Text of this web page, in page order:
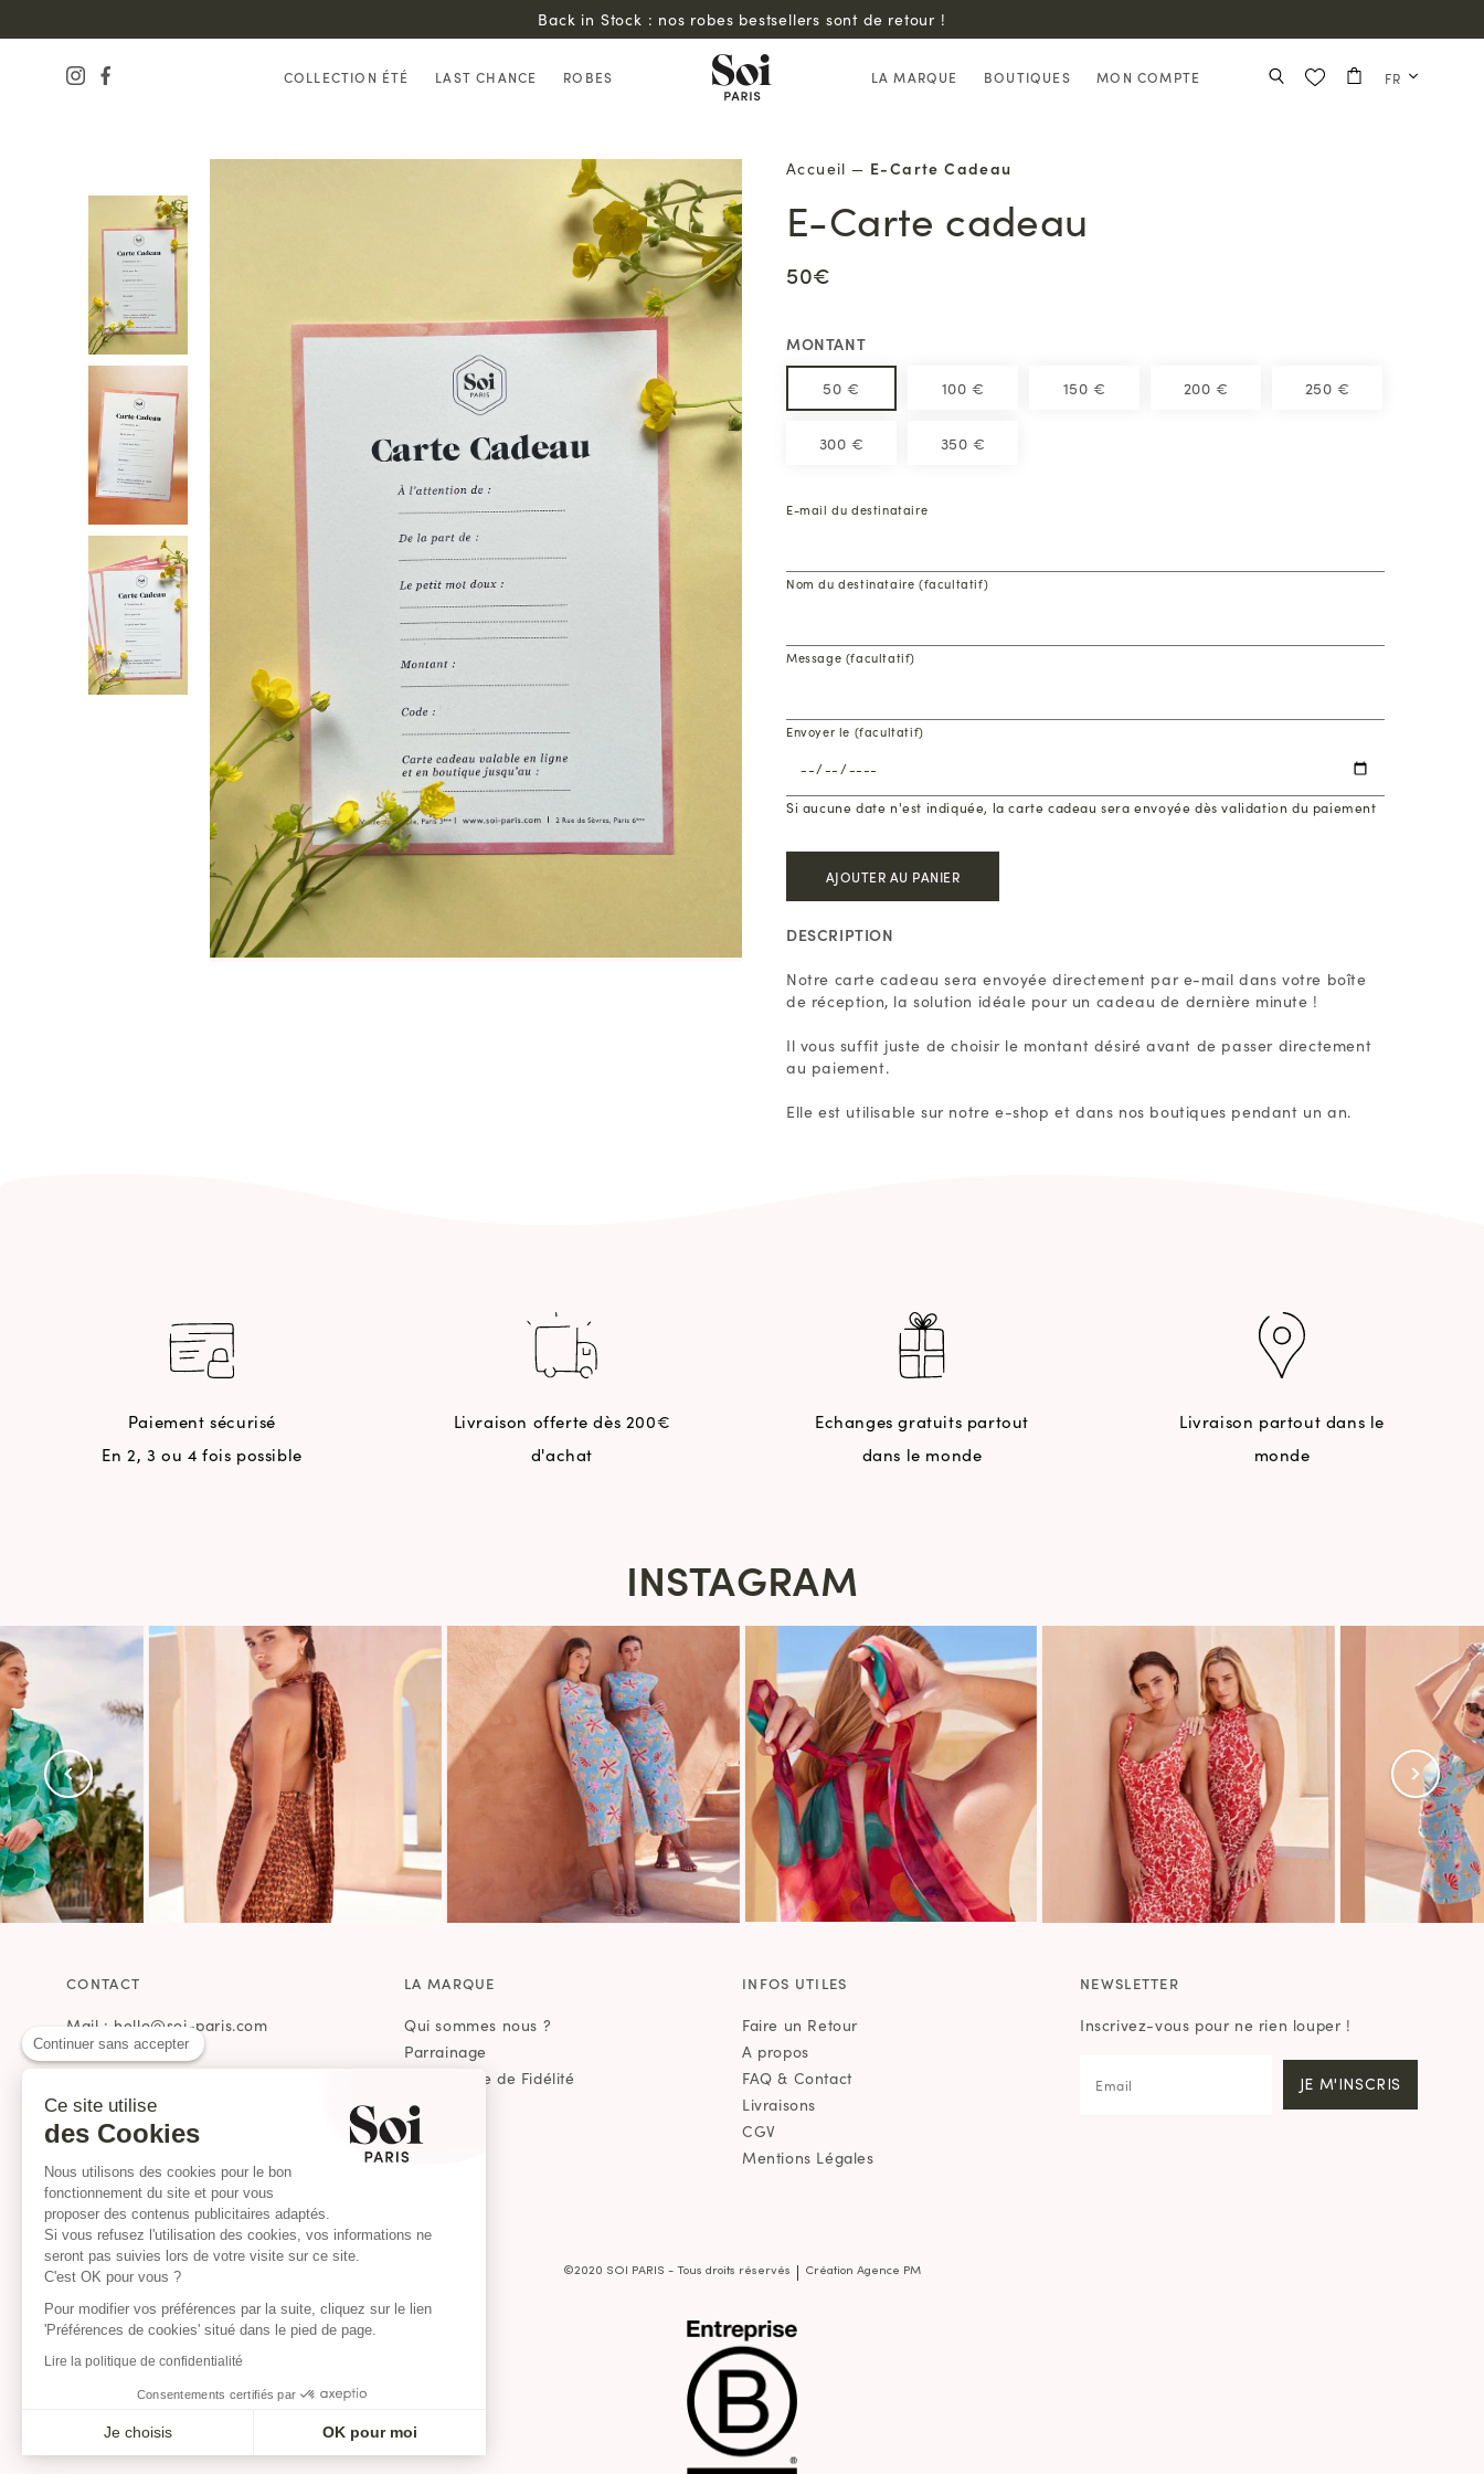
Back in Stock : nos robes bestsellers sont de retour !
COLLECTION ÉTÉ LAST CHANCE ROBES LA MARQUE BOUTIQUES MON COMPTE FR
Accueil — E-Carte Cadeau
E-Carte cadeau
50€
MONTANT
50 €
100 € 150 € 200 € 250 €
300 € 350 €
E-mail du destinataire
Nom du destinataire (facultatif)
Message (facultatif)
Envoyer le (facultatif)
Si aucune date n'est indiquée, la carte cadeau sera envoyée dès validation du paiement
AJOUTER AU PANIER
DESCRIPTION
Notre carte cadeau sera envoyée directement par e-mail dans votre boîte
de réception, la solution idéale pour un cadeau de dernière minute !
Il vous suffit juste de choisir le montant désiré avant de passer directement
au paiement.
Elle est utilisable sur notre e-shop et dans nos boutiques pendant un an.
Paiement sécurisé
En 2, 3 ou 4 fois possible
Livraison offerte dès 200€
d'achat
Echanges gratuits partout
dans le monde
Livraison partout dans le
monde
INSTAGRAM
CONTACT
Mail : hello@soi-paris.com
Whatsapp
LA MARQUE
Qui sommes nous ?
Parrainage
Programme de Fidélité
Journal
Presse
Soldes
INFOS UTILES
Faire un Retour
A propos
FAQ & Contact
Livraisons
CGV
Mentions Légales
NEWSLETTER
Inscrivez-vous pour ne rien louper !
JE M'INSCRIS
©2020 SOI PARIS - Tous droits réservés | Création Agence PM
Continuer sans accepter
Ce site utilise
des Cookies
Nous utilisons des cookies pour le bon
fonctionnement du site et pour vous
proposer des contenus publicitaires adaptés.
Si vous refusez l'utilisation des cookies, vos informations ne
seront pas suivies lors de votre visite sur ce site.
C'est OK pour vous ?
Pour modifier vos préférences par la suite, cliquez sur le lien
'Préférences de cookies' situé dans le pied de page.
Lire la politique de confidentialité
Consentements certifiés par
Je choisis OK pour moi